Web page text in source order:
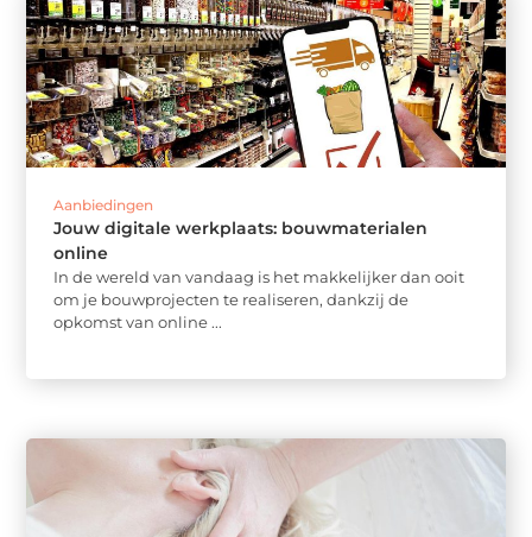
Aanbiedingen
Jouw digitale werkplaats: bouwmaterialen
online
In de wereld van vandaag is het makkelijker dan ooit
om je bouwprojecten te realiseren, dankzij de
opkomst van online ...